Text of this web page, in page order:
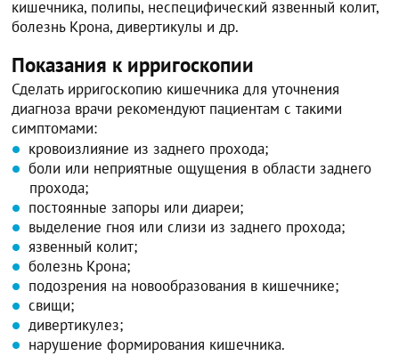
кишечника, полипы, неспецифический язвенный колит,
болезнь Крона, дивертикулы и др.
Показания к ирригоскопии
Сделать ирригоскопию кишечника для уточнения
диагноза врачи рекомендуют пациентам с такими
симптомами:
кровоизлияние из заднего прохода;
боли или неприятные ощущения в области заднего
прохода;
постоянные запоры или диареи;
выделение гноя или слизи из заднего прохода;
язвенный колит;
болезнь Крона;
подозрения на новообразования в кишечнике;
свищи;
дивертикулез;
нарушение формирования кишечника.